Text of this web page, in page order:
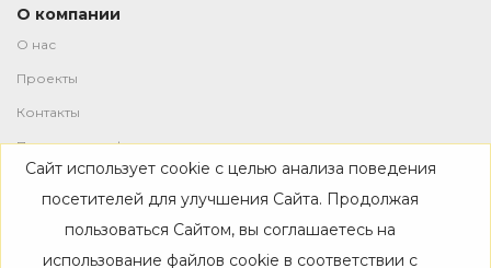
О компании
О нас
Проекты
Контакты
Политика конфиденциальности
Магазин
Каталог
Дизайнерам
Сайт использует cookie с целью анализа поведения
посетителей для улучшения Сайта. Продолжая
пользоваться Сайтом, вы соглашаетесь на
использование файлов cookie в соответствии с